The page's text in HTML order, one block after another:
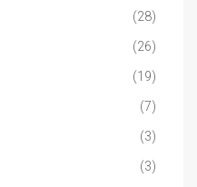
(28)
(26)
(19)
(7)
(3)
(3)